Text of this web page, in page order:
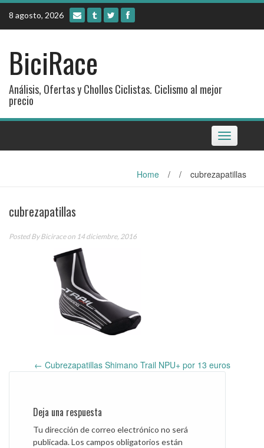
Skip
content
8 agosto, 2026
BiciRace
Análisis, Ofertas y Chollos Ciclistas. Ciclismo al mejor
precio
Toggle
navigation
Home / / cubrezapatillas
cubrezapatillas
Posted ByBiciraceon 14 diciembre, 2016
Post
← Cubrezapatillas Shimano Trail NPU+ por 13 euros
Deja una respuesta
Tu dirección de correo electrónico no será
publicada.Los campos obligatorios están